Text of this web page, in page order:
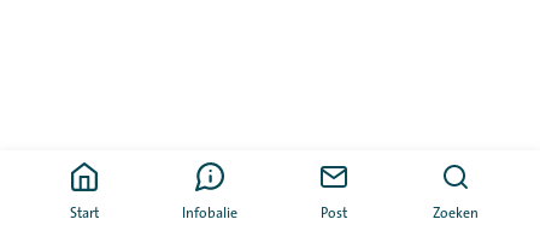
Start Infobalie Post Zoeken